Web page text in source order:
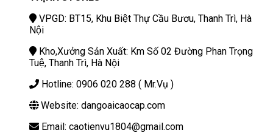
VPGD: BT15, Khu Biệt Thự Cầu Bươu, Thanh Trì, Hà
Nội
Kho,Xưởng Sản Xuất: Km Số 02 Đường Phan Trọng
Tuệ, Thanh Trì, Hà Nội
Hotline: 0906 020 288 ( Mr.Vụ )
Website: dangoaicaocap.com
Email: caotienvu1804@gmail.com